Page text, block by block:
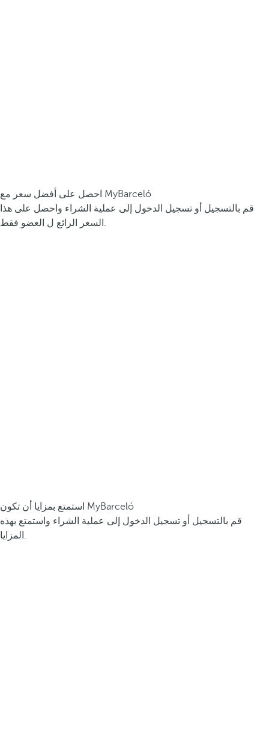
احصل على أفضل سعر مع MyBarceló
قم بالتسجيل أو تسجيل الدخول إلى عملية الشراء واحصل على هذا
السعر الرائع ل العضو فقط.
استمتع بمزايا أن تكون MyBarceló
قم بالتسجيل أو تسجيل الدخول إلى عملية الشراء واستمتع بهذه
المزايا.